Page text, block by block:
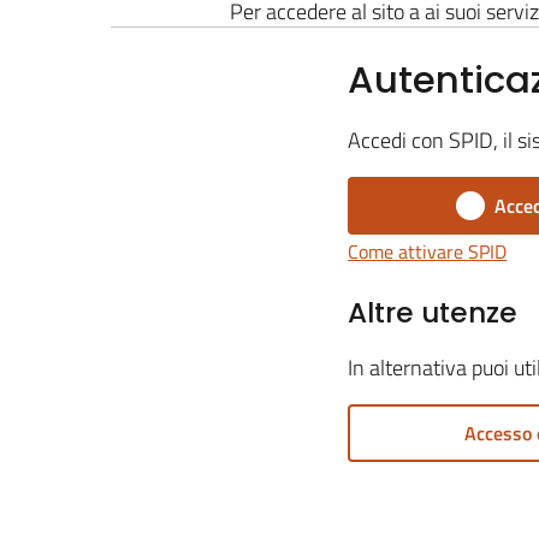
Per accedere al sito a ai suoi
Accedi con SPID, il
Come attivare SPID
Altre utenze
In alternativa puoi